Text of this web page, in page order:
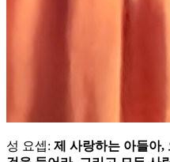
성 요셉: 제 사랑하는 아들아,